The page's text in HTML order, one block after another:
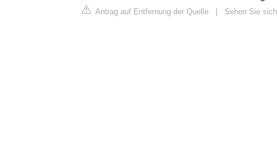
Antrag auf Entfernung der Quelle Sehen Sie